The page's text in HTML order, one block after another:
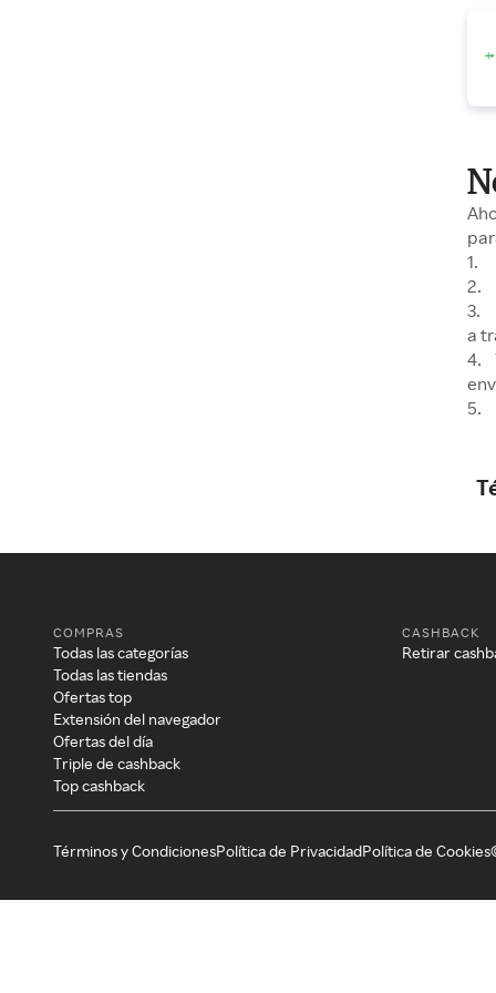
1.
2.
3.
a
4.
5.
COMPRAS
Todas las categorías
Todas las tiendas
Ofertas top
Extensión del navegador
Ofertas del día
Triple de cashback
Top cashback
CASHBACK
Retirar
Términos y CondicionesPolítica de PrivacidadPolítica de Cookies